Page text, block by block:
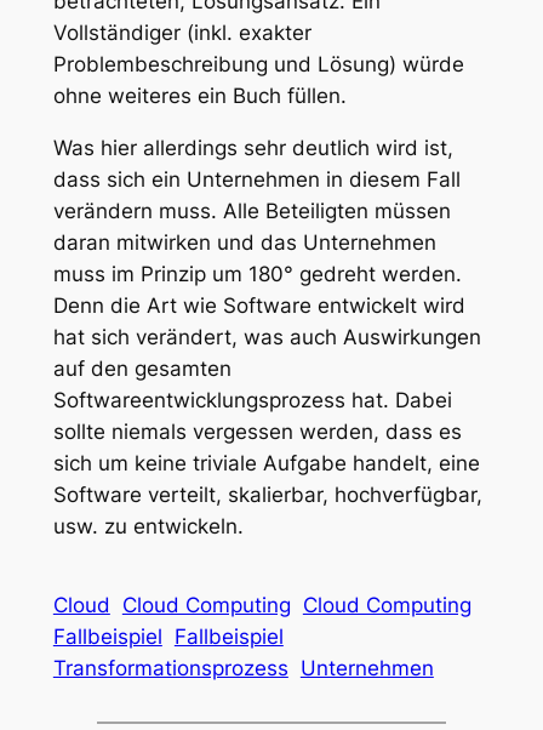
Vollständiger (inkl. exakter
Problembeschreibung und Lösung) würde
ohne weiteres ein Buch füllen.
Was hier allerdings sehr deutlich wird ist,
dass sich ein Unternehmen in diesem Fall
verändern muss. Alle Beteiligten müssen
daran mitwirken und das Unternehmen
muss im Prinzip um 180° gedreht werden.
Denn die Art wie Software entwickelt wird
hat sich verändert, was auch Auswirkungen
auf den gesamten
Softwareentwicklungsprozess hat. Dabei
sollte niemals vergessen werden, dass es
sich um keine triviale Aufgabe handelt, eine
Software verteilt, skalierbar, hochverfügbar,
usw. zu entwickeln.
Cloud Cloud Computing Cloud Computing
Fallbeispiel Fallbeispiel
Transformationsprozess Unternehmen